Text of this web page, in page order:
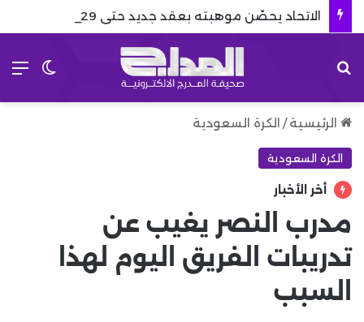
الاتحاد يحصّن موهبته بعقد جديد حتى 2029
الرئيسية / الكرة السعودية
الكرة السعودية
أخر الأخبار
مدرب النصر يغيب عن
تدريبات الفريق اليوم لهذا
السبب